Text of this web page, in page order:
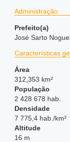
Administração
Prefeito(a)
José Sarto
Características
Área
312,353 km²
População
2 428 678 hab.
Densidade
7 775,4 hab./km²
Altitude
16 m